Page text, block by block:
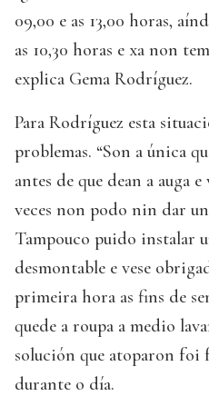
09,00 e as 13,00 horas,
as 10,30 horas e xa non
explica Gema Rodríguez.
Para Rodríguez esta
problemas. “Son a única
antes de que dean a auga
veces non podo nin dar
Tampouco puido instalar
desmontable e vese
primeira hora as fins de
quede a roupa a medio
solución que atoparon foi
durante o día.